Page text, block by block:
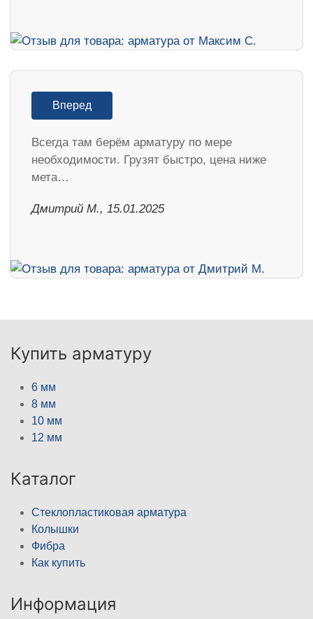
Вперед
Всегда там берём арматуру по мере
необходимости. Грузят быстро, цена ниже
мета…
Дмитрий М., 15.01.2025
Купить арматуру
6 мм
8 мм
10 мм
12 мм
Каталог
Стеклопластиковая арматура
Колышки
Фибра
Как купить
Информация